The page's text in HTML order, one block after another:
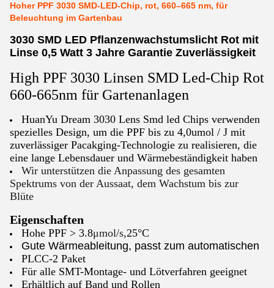
Hoher PPF 3030 SMD-LED-Chip, rot, 660–665 nm, für
Beleuchtung im Gartenbau
3030 SMD LED Pflanzenwachstumslicht Rot mit
Linse 0,5 Watt 3 Jahre Garantie Zuverlässigkeit
High PPF 3030 Linsen SMD Led-Chip Rot
660-665nm für Gartenanlagen
HuanYu Dream 3030 Lens Smd led Chips verwenden
spezielles Design, um die PPF bis zu 4,0umol / J mit
zuverlässiger Pacakging-Technologie zu realisieren, die
eine lange Lebensdauer und Wärmebeständigkeit haben
Wir unterstützen die Anpassung des gesamten
Spektrums von der Aussaat, dem Wachstum bis zur
Blüte
Eigenschaften
Hohe PPF > 3.8μmol/s,25°C
Gute Wärmeableitung, passt zum automatischen
PLCC-2 Paket
Für alle SMT-Montage- und Lötverfahren geeignet
Erhältlich auf Band und Rollen